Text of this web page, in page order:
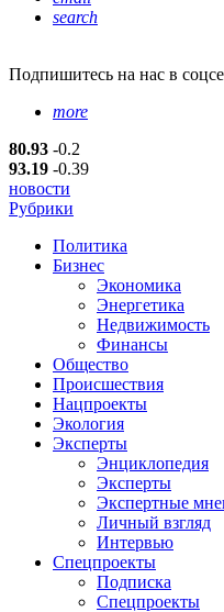
search
Подпишитесь на нас в
more
80.93 -0.2
93.19 -0.39
новости
Рубрики
Политика
Бизнес
Экономика
Энергетика
Недвижимость
Финансы
Общество
Происшествия
Нацпроекты
Экология
Эксперты
Энциклопедия
Эксперты
Экспертные
Личный взгляд
Интервью
Спецпроекты
Подписка
Спецпроекты